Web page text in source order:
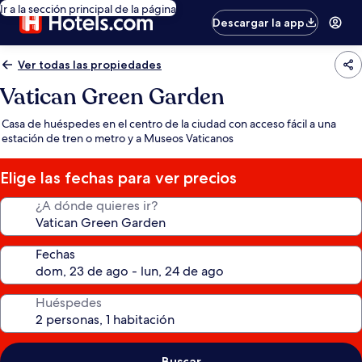
Ir a la sección principal de la página
Descargar la app
Ver todas las propiedades
Vatican Green Garden
Casa de huéspedes en el centro de la ciudad con acceso fácil a una
estación de tren o metro y a Museos Vaticanos
Elige las fechas para ver precios
¿A dónde quieres ir?
Fechas
Huéspedes